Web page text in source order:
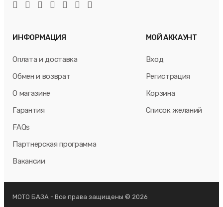
ИНФОРМАЦИЯ
Оплата и доставка
Обмен и возврат
О магазине
Гарантия
FAQs
Партнерская программа
Вакансии
МОЙ АККАУНТ
Вход
Регистрация
Корзина
Список желаний
МОТО БАЗА - Все права защищены © 2026